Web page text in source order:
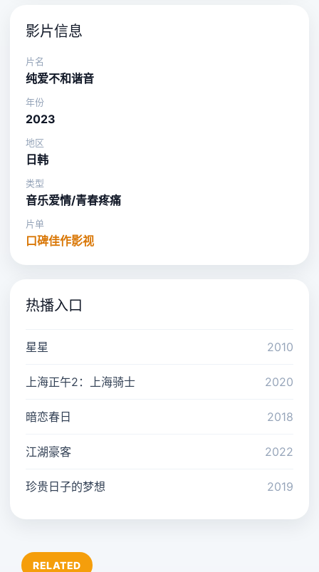
影片信息
片名
纯爱不和谐音
年份
2023
地区
日韩
类型
音乐爱情/青春疼痛
片单
口碑佳作影视
热播入口
星星 2010
上海正午2：上海骑士 2020
暗恋春日 2018
江湖豪客 2022
珍贵日子的梦想 2019
RELATED